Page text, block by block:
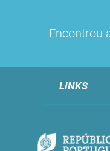
Encontrou
LINKS